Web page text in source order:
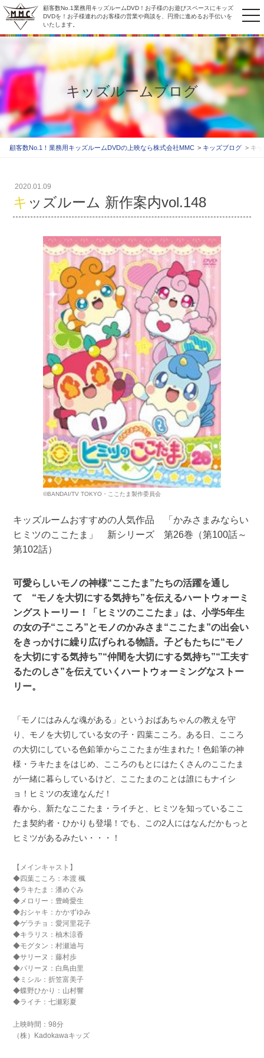
顧客数No.1業務用キッズルームDVD！お子様のお遊びスペースにキッズ
DVDを！お子様連れのお客様の営業や商談を、円滑に進めるお手伝いを
いたします。
キッズルームブログ
顧客数No.1！業務用キッズルームDVDの上映なら株式会社MMC キッズブログ キ
2020.01.09
キッズルーム 新作案内vol.148
©BANDAI/TV TOKYO・ここたま製作委員会
キッズルームおすすめの人気作品 「かみさまみならい
ヒミツのここたま」 新シリーズ 第26巻（第100話～
第102話）
可愛らしいモノの神様“ここたま”たちの活躍を通し
て “モノを大切にする気持ち”を伝えるハートウォーミ
ングストーリー！「ヒミツのここたま」は、小学5年生
の女の子“こころ”とモノのかみさま“ここたま”の出会い
をきっかけに繰り広げられる物語。子どもたちに“モノ
を大切にする気持ち”“仲間を大切にする気持ち”“工夫す
るたのしさ”を伝えていくハートウォーミングなストー
リー。
「モノにはみんな魂がある」というおばあちゃんの教えを守
り、モノを大切している女の子・四葉こころ。ある日、こころ
の大切にしている色鉛筆からここたまが生まれた！色鉛筆の神
様・ラキたまをはじめ、こころのもとにはたくさんのここたま
が一緒に暮らしているけど、ここたまのことは誰にもナイシ
ョ！ヒミツの友達なんだ！
春から、新たなここたま・ライチと、ヒミツを知っているここ
たま契約者・ひかりも登場！でも、この2人にはなんだかもっと
ヒミツがあるみたい・・・！
【メインキャスト】
◆四葉こころ：本渡 楓
◆ラキたま：潘めぐみ
◆メロリー：豊崎愛生
◆おシャキ：かかずゆみ
◆ゲラチョ：愛河里花子
◆キラリス：柚木涼香
◆モグタン：村瀬迪与
◆サリーヌ：藤村歩
◆パリーヌ：白鳥由里
◆ミシル：折笠富美子
◆蝶野ひかり：山村響
◆ライチ：七瀬彩夏
上映時間：98分
（株）Kadokawaキッズ